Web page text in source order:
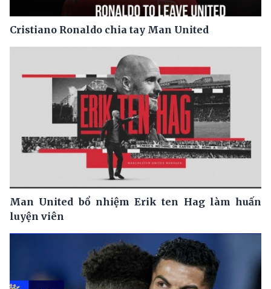
Cristiano Ronaldo chia tay Man United
Man United bổ nhiệm Erik ten Hag làm huấn
luyện viên